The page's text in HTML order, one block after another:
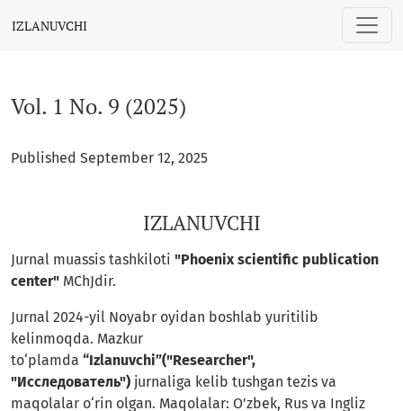
IZLANUVCHI
Vol. 1 No. 9 (2025)
Published September 12, 2025
IZLANUVCHI
Jurnal muassis tashkiloti "Phoenix scientific publication
center" MChJdir.
Jurnal 2024-yil Noyabr oyidan boshlab yuritilib
kelinmoqda. Mazkur
to‘plamda “Izlanuvchi”("Researcher",
"Исследователь") jurnaliga kelib tushgan tezis va
maqolalar o‘rin olgan. Maqolalar: O'zbek, Rus va Ingliz